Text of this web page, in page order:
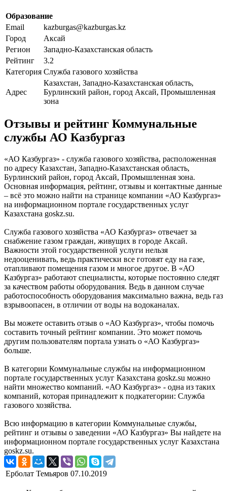
Образование
Email
kazburgas@kazburgas.kz
Город
Аксай
Регион
Западно-Казахстанская область
Рейтинг
3.2
Категория Служба газового хозяйства
Адрес
Казахстан, Западно-Казахстанская область,
Бурлинский район, город Аксай, Промышленная
зона
Отзывы и рейтинг Коммунальные
службы АО Казбургаз
«АО Казбургаз» - служба газового хозяйства, расположенная
по адресу Казахстан, Западно-Казахстанская область,
Бурлинский район, город Аксай, Промышленная зона.
Основная информация, рейтинг, отзывы и контактные данные
– всё это можно найти на странице компании «АО Казбургаз»
на информационном портале государственных услуг
Казахстана goskz.su.
Служба газового хозяйства «АО Казбургаз» отвечает за
снабжение газом граждан, живущих в городе Аксай.
Важности этой государственной услуги нельзя
недооценивать, ведь практически все готовят еду на газе,
отапливают помещения газом и многое другое. В «АО
Казбургаз» работают специалисты, которые постоянно следят
за качеством работы оборудования. Ведь в данном случае
работоспособность оборудования максимально важна, ведь газ
взрывоопасен, в отличии от воды на водоканалах.
Вы можете оставить отзыв о «АО Казбургаз», чтобы помочь
составить точный рейтинг компании. Это может помочь
другим пользователям портала узнать о «АО Казбургаз»
больше.
В категории Коммунальные службы на информационном
портале государственных услуг Казахстана goskz.su можно
найти множество компаний. «АО Казбургаз» - одна из таких
компаний, которая принадлежит к подкатегории: Служба
газового хозяйства.
Всю информацию в категории Коммунальные службы,
рейтинг и отзывы о заведении «АО Казбургаз» Вы найдете на
информационном портале государственных услуг Казахстана
goskz.su.
Ерболат Темьяров 07.10.2019